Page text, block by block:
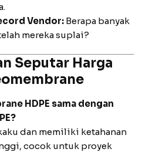
Vendor: Berapa banyak
mereka suplai?
Seputar Harga
HDPE sama dengan
dan memiliki ketahanan
cocok untuk proyek